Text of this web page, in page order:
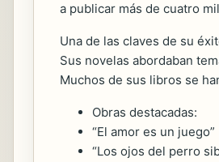
a publicar más de cuatro
Una de las claves de su
Sus novelas abordaban
Muchos de sus libros se
Obras destacadas:
“El amor es un juego”
“Los ojos del perro